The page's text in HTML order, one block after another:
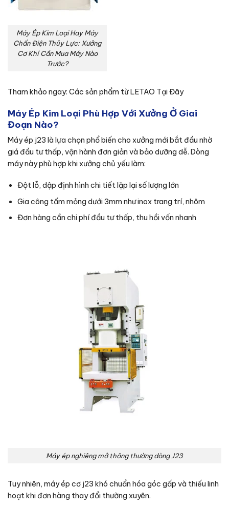
Máy Ép Kim Loại Hay Máy
Chấn Điện Thủy Lực: Xưởng
Cơ Khí Cần Mua Máy Nào
Trước?
Tham khảo ngay: Các sản phẩm từ LETAO Tại Đây
Máy Ép Kim Loại Phù Hợp Với Xưởng Ở Giai
Đoạn Nào?
Máy ép j23 là lựa chọn phổ biến cho xưởng mới bắt đầu nhờ
giá đầu tư thấp, vận hành đơn giản và bảo dưỡng dễ. Dòng
máy này phù hợp khi xưởng chủ yếu làm:
Đột lỗ, dập định hình chi tiết lặp lại số lượng lớn
Gia công tấm mỏng dưới 3mm như inox trang trí, nhôm
Đơn hàng cần chi phí đầu tư thấp, thu hồi vốn nhanh
Máy ép nghiêng mở thông thường dòng J23
Tuy nhiên, máy ép cơ j23 khó chuẩn hóa góc gấp và thiếu linh
hoạt khi đơn hàng thay đổi thường xuyên.